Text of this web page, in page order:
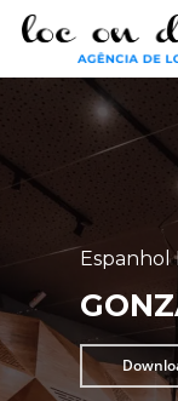
Skip
main